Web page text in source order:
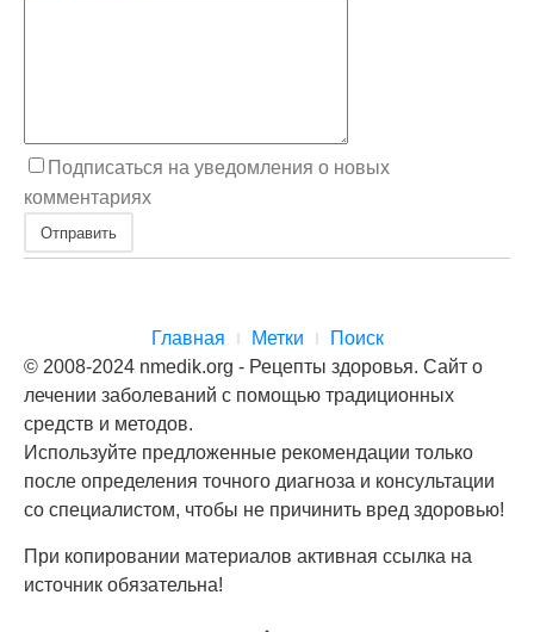
Подписаться на уведомления о новых
комментариях
Отправить
Главная Метки
Поиск
© 2008-2024 nmedik.org - Рецепты здоровья. Сайт о
лечении заболеваний с помощью традиционных
средств и методов.
Используйте предложенные рекомендации только
после определения точного диагноза и консультации
со специалистом, чтобы не причинить вред здоровью!
При копировании материалов активная ссылка на
источник обязательна!